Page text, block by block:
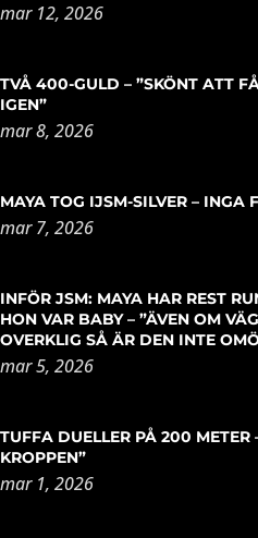
mar 12, 2026
TVÅ 400-GULD – ”SKÖNT ATT
IGEN”
mar 8, 2026
MAYA TOG IJSM-SILVER – INGA
mar 7, 2026
INFÖR JSM: MAYA HAR REST
HON VAR BABY – ”ÄVEN OM
OVERKLIG SÅ ÄR DEN INTE
mar 5, 2026
TUFFA DUELLER PÅ 200
KROPPEN”
mar 1, 2026